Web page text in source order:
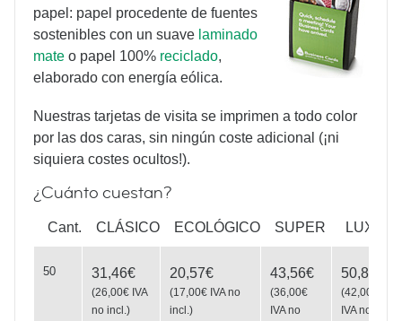
Yoga Poses
Triptych
Be
papel: papel procedente de fuentes
sostenibles con un suave laminado
mate o papel 100% reciclado,
elaborado con energía eólica.
Nuestras tarjetas de visita se imprimen a todo color
por las dos caras, sin ningún coste adicional (¡ni
siquiera costes ocultos!).
¿Cuánto cuestan?
Cant. CLÁSICO ECOLÓGICO SUPER LUXE
50 31,46€
(26,00€ IVA
no incl. )
20,57€
(17,00€ IVA no
incl. )
43,56€
(36,00€
IVA no
50,82€
(42,00€
IVA no